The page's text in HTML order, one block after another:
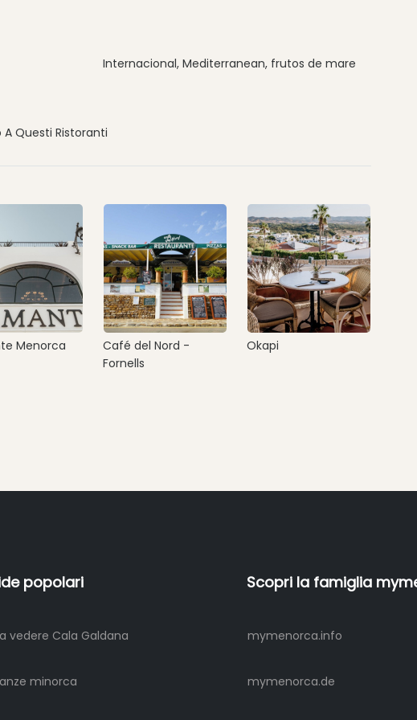
Internacional, Mediterranean, frutos de mare
Questi Ristoranti
Menorca
Café del Nord -
Fornells
Okapi
popolari
vedere Cala Galdana
minorca
Scopri la famiglia
mymenorca.info
mymenorca.de